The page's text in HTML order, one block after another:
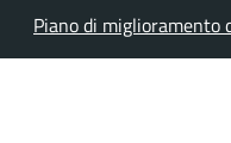
Piano di miglioramento